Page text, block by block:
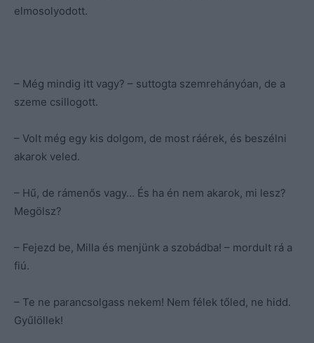
elmosolyodott.
– Még mindig itt vagy? – suttogta szemrehányóan, de a
szeme csillogott.
– Volt még egy kis dolgom, de most ráérek, és beszélni
akarok veled.
– Hű, de rámenős vagy… És ha én nem akarok, mi lesz?
Megölsz?
– Fejezd be, Milla és menjünk a szobádba! – mordult rá a
fiú.
– Te ne parancsolgass nekem! Nem félek tőled, ne hidd.
Gyűlöllek!